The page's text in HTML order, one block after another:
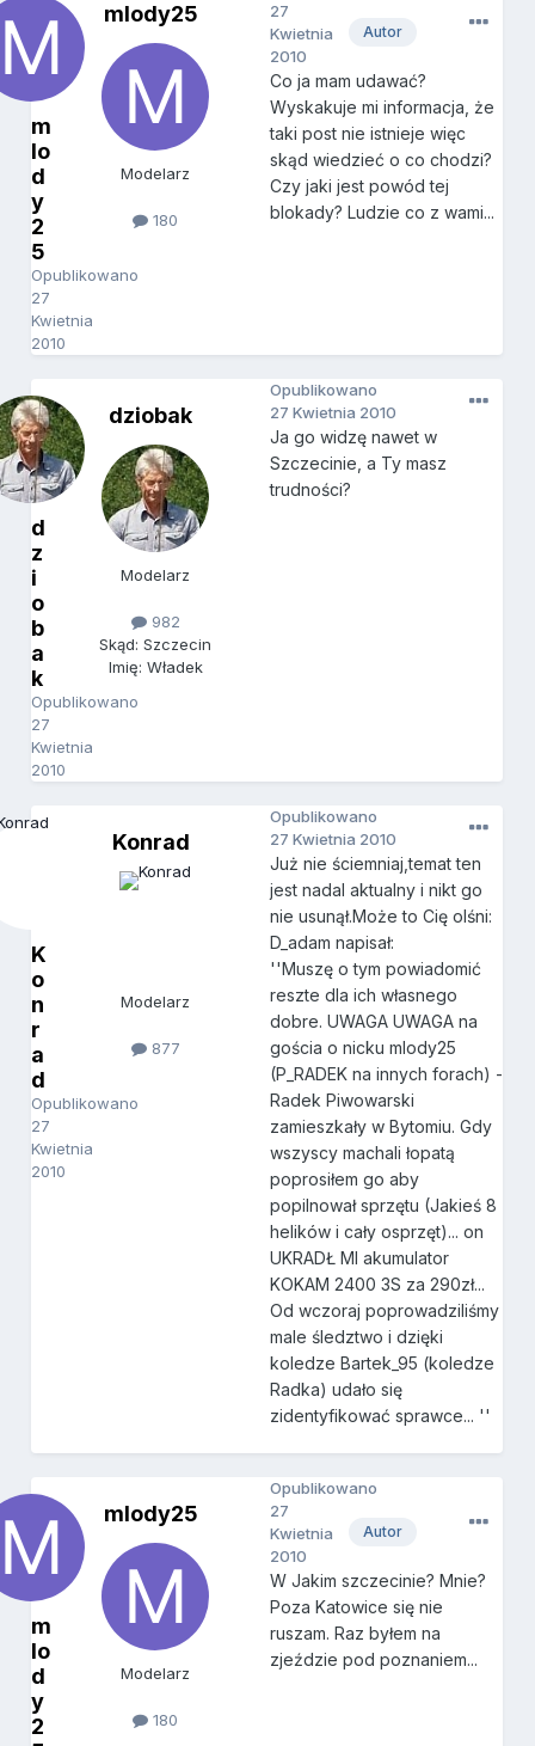
m
lo
d
y
2
5
Opublikowano
27
Kwietnia
2010
mlody25
Modelarz
180
Autor
27
Kwietnia
2010
Co ja mam udawać?
Wyskakuje mi informacja, że
taki post nie istnieje więc
skąd wiedzieć o co chodzi?
Czy jaki jest powód tej
blokady? Ludzie co z wami...
d
z
i
o
b
a
k
Opublikowano
27
Kwietnia
2010
dziobak
Modelarz
982
Skąd: Szczecin
Imię: Władek
Opublikowano
27 Kwietnia 2010
Ja go widzę nawet w
Szczecinie, a Ty masz
trudności?
K
o
n
r
a
d
Opublikowano
27
Kwietnia
2010
Konrad
Modelarz
877
Opublikowano
27 Kwietnia 2010
Już nie ściemniaj,temat ten
jest nadal aktualny i nikt go
nie usunął.Może to Cię olśni:
D_adam napisał:
''Muszę o tym powiadomić
reszte dla ich własnego
dobre. UWAGA UWAGA na
gościa o nicku mlody25
(P_RADEK na innych forach) -
Radek Piwowarski
zamieszkały w Bytomiu. Gdy
wszyscy machali łopatą
poprosiłem go aby
popilnował sprzętu (Jakieś 8
helików i cały osprzęt)... on
UKRADŁ MI akumulator
KOKAM 2400 3S za 290zł...
Od wczoraj poprowadziliśmy
male śledztwo i dzięki
koledze Bartek_95 (koledze
Radka) udało się
zidentyfikować sprawce... ''
m
lo
d
y
2
mlody25
Modelarz
180
Autor
Opublikowano
27
Kwietnia
2010
W Jakim szczecinie? Mnie?
Poza Katowice się nie
ruszam. Raz byłem na
zjeździe pod poznaniem...